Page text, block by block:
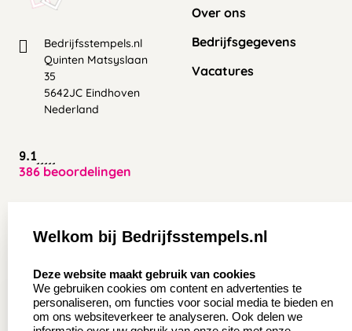
Bedrijfsstempels.nl
Quinten Matsyslaan
35
5642JC Eindhoven
Nederland
9.1
386 beoordelingen
Over ons
Bedrijfsgegevens
Vacatures
Aanvraag op maat
Wederverkoper
worden
Sale
Contact opnemen
Veel gestelde vragen
Retourneren
Welkom bij Bedrijfsstempels.nl
Deze website maakt gebruik van cookies
We gebruiken cookies om content en advertenties te
personaliseren, om functies voor social media te bieden en
om ons websiteverkeer te analyseren. Ook delen we